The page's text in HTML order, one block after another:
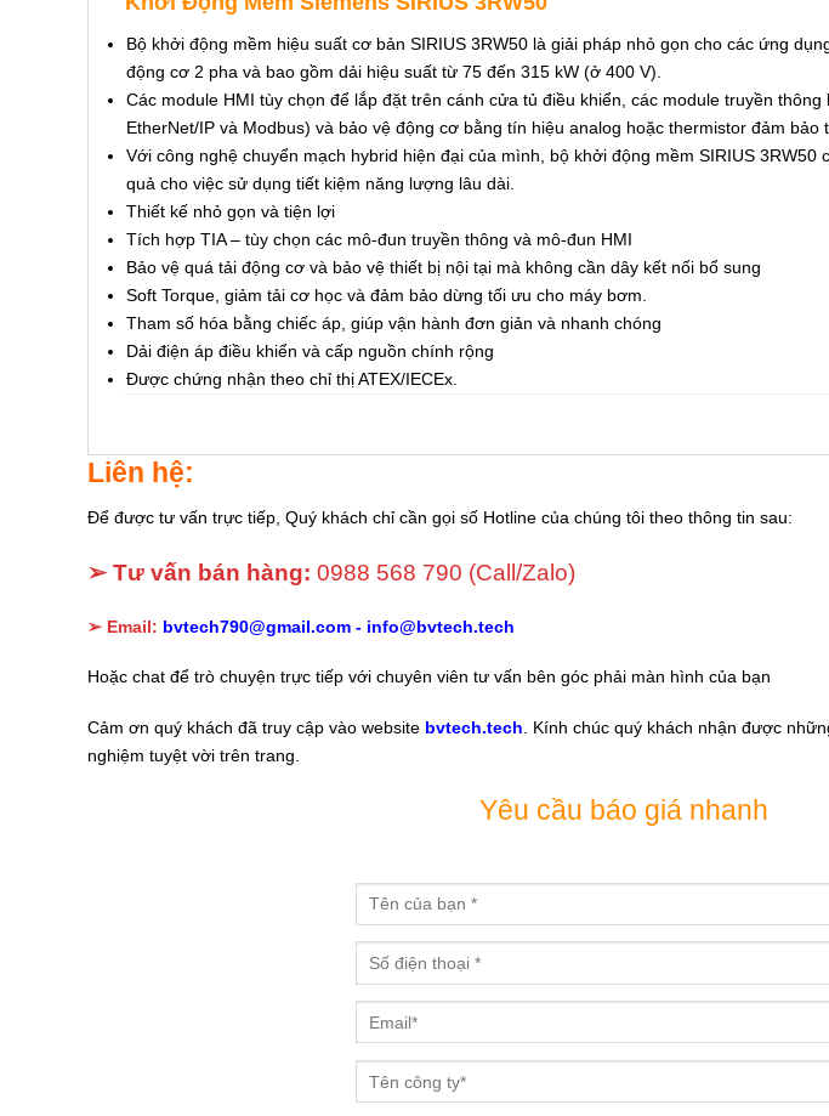
Bộ khởi động mềm hiệu suất cơ bản SIRIUS 3RW50 là giải pháp nhỏ gọn cho các ứng
động cơ 2 pha và bao gồm dải hiệu suất từ 75 đến 315 kW (ở 400 V).
Các module HMI tùy chọn để lắp đặt trên cánh cửa tủ điều khiển, các module truyền thông
EtherNet/IP và Modbus) và bảo vệ động cơ bằng tín hiệu analog hoặc thermistor đảm bảo
Với công nghệ chuyển mạch hybrid hiện đại của mình, bộ khởi động mềm SIRIUS 3RW50
quả cho việc sử dụng tiết kiệm năng lượng lâu dài.
Thiết kế nhỏ gọn và tiện lợi
Tích hợp TIA – tùy chọn các mô-đun truyền thông và mô-đun HMI
Bảo vệ quá tải động cơ và bảo vệ thiết bị nội tại mà không cần dây kết nối bổ sung
Soft Torque, giảm tải cơ học và đảm bảo dừng tối ưu cho máy bơm.
Tham số hóa bằng chiếc áp, giúp vận hành đơn giản và nhanh chóng
Dải điện áp điều khiển và cấp nguồn chính rộng
Được chứng nhận theo chỉ thị ATEX/IECEx.
Liên hệ:
Để được tư vấn trực tiếp, Quý khách chỉ cần gọi số Hotline của chúng tôi theo thông tin sau:
➢ Tư vấn bán hàng: 0988 568 790 (Call/Zalo)
➢ Email: bvtech790@gmail.com - info@bvtech.tech
Hoặc chat để trò chuyện trực tiếp với chuyên viên tư vấn bên góc phải màn hình của bạn
Cảm ơn quý khách đã truy cập vào website bvtech.tech . Kính chúc quý khách nhận được
nghiệm tuyệt vời trên trang.
Yêu cầu báo giá nhanh